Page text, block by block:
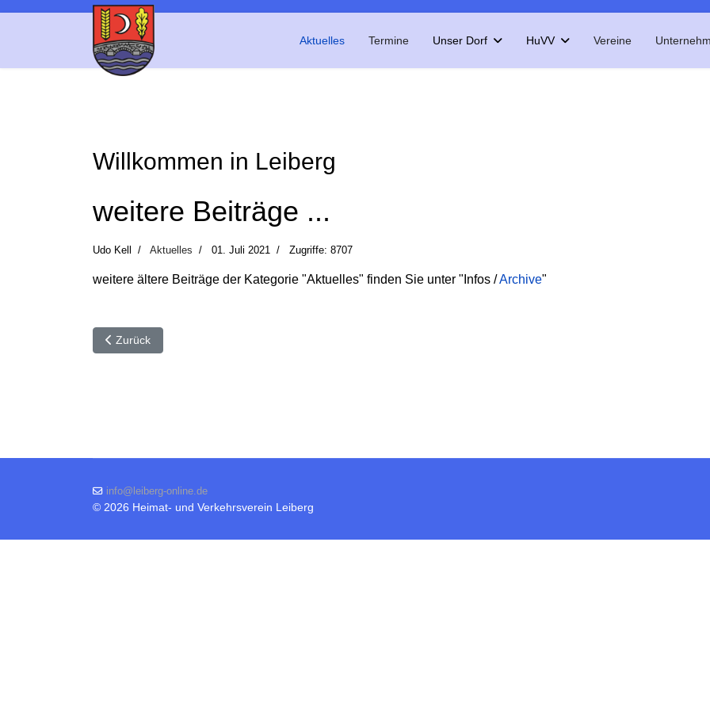
Aktuelles Termine Unser Dorf HuVV Vereine
Willkommen in Leiberg
weitere Beiträge ...
Udo Kell Aktuelles 01. Juli 2021 Zugriffe: 8707
weitere ältere Beiträge der Kategorie "Aktuelles" finden Sie unter "Infos /Archive"
Vorheriger Beitrag: Beiträge aus der Leiberger Crossiety-Gruppe
Zurück
info@leiberg-online.de
© 2026 Heimat- und Verkehrsverein Leiberg